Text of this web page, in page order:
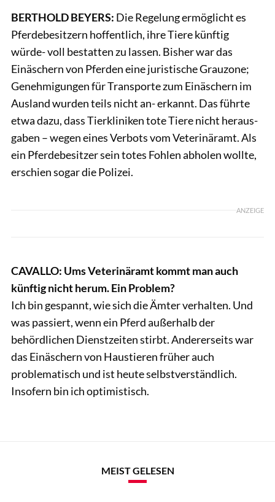
BERTHOLD BEYERS: Die Regelung ermöglicht es
Pferdebesitzern hoffentlich, ihre Tiere künftig
würde- voll bestatten zu lassen. Bisher war das
Einäschern von Pferden eine juristische Grauzone;
Genehmigungen für Transporte zum Einäschern im
Ausland wurden teils nicht an- erkannt. Das führte
etwa dazu, dass Tierkliniken tote Tiere nicht heraus-
gaben – wegen eines Verbots vom Veterinäramt. Als
ein Pferdebesitzer sein totes Fohlen abholen wollte,
erschien sogar die Polizei.
ANZEIGE
CAVALLO: Ums Veterinäramt kommt man auch
künftig nicht herum. Ein Problem?
Ich bin gespannt, wie sich die Ämter verhalten. Und
was passiert, wenn ein Pferd außerhalb der
behördlichen Dienstzeiten stirbt. Andererseits war
das Einäschern von Haustieren früher auch
problematisch und ist heute selbstverständlich.
Insofern bin ich optimistisch.
MEIST GELESEN